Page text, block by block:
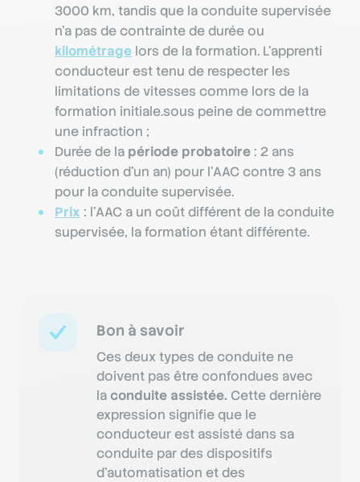
3000 km, tandis que la conduite supervisée
n’a pas de contrainte de durée ou
kilométrage lors de la formation. L’apprenti
conducteur est tenu de respecter les
limitations de vitesses comme lors de la
formation initiale.sous peine de commettre
une infraction ;
Durée de la période probatoire : 2 ans
(réduction d’un an) pour l'AAC contre 3 ans
pour la conduite supervisée.
Prix : l'AAC a un coût différent de la conduite
supervisée, la formation étant différente.
Bon à savoir
Ces deux types de conduite ne
doivent pas être confondues avec
laconduite assistée. Cette dernière
expression signifie que le
conducteur est assisté dans sa
conduite par des dispositifs
d’automatisation et des